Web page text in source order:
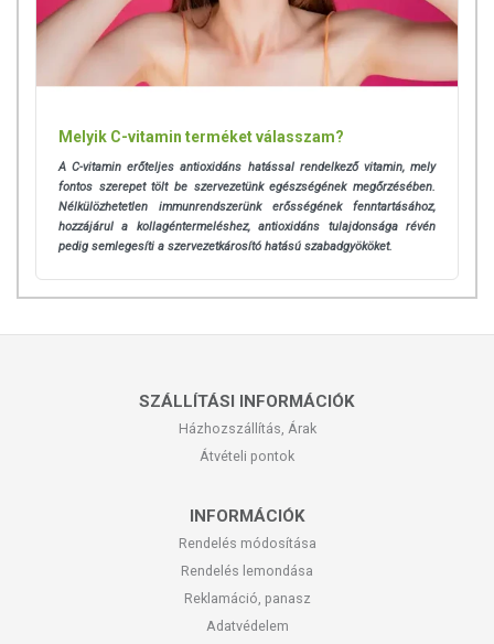
Melyik C-vitamin terméket válasszam?
A C-vitamin erőteljes antioxidáns hatással rendelkező vitamin, mely
fontos szerepet tölt be szervezetünk egészségének megőrzésében.
Nélkülözhetetlen immunrendszerünk erősségének fenntartásához,
hozzájárul a kollagéntermeléshez, antioxidáns tulajdonsága révén
pedig semlegesíti a szervezetkárosító hatású szabadgyököket.
SZÁLLÍTÁSI INFORMÁCIÓK
Házhozszállítás, Árak
Átvételi pontok
INFORMÁCIÓK
Rendelés módosítása
Rendelés lemondása
Reklamáció, panasz
Adatvédelem